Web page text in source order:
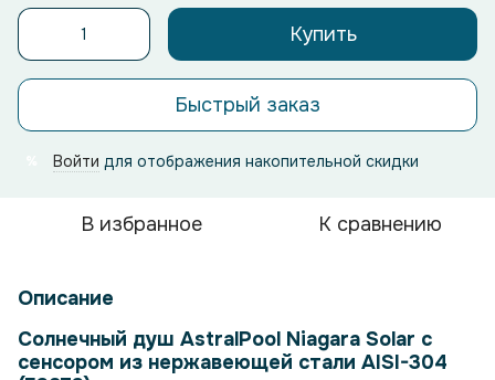
Купить
Быстрый заказ
Войти для отображения накопительной скидки
В избранное К сравнению
Описание
Солнечный душ AstralPool Niagara Solar с
сенсором из нержавеющей стали AISI-304